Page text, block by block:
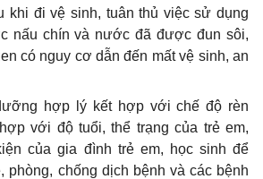
khi đi vệ sinh, tuân thủ việc sử dụng
nấu chín và nước đã được đun sôi,
có nguy cơ dẫn đến mất vệ sinh, an
hợp lý kết hợp với chế độ rèn
với độ tuổi, thể trạng của trẻ em,
của gia đình trẻ em, học sinh để
phòng, chống dịch bệnh và các bệnh